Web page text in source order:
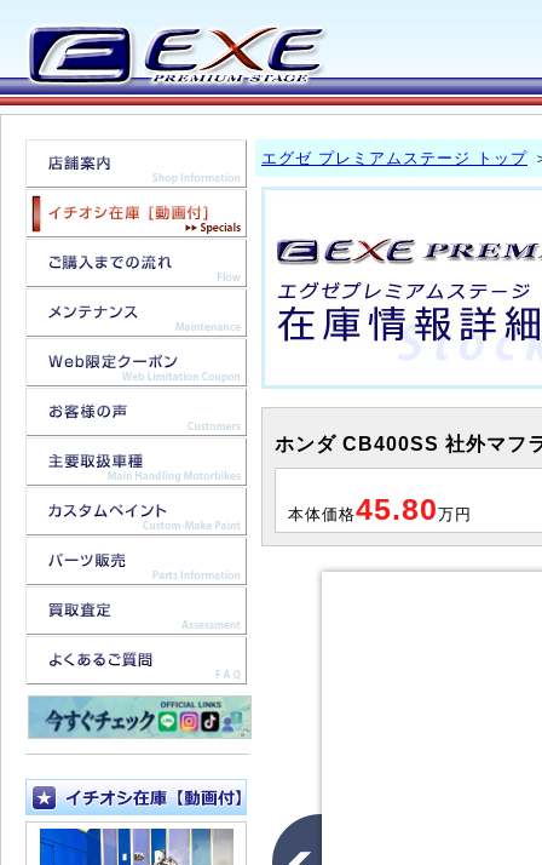
エグゼ プレミアムステージ トップ
ホンダ CB400SS 社外マフ
本体価格45.80万円